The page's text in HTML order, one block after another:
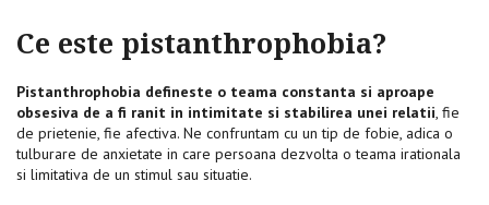
Ce este pistanthrophobia?
Pistanthrophobia defineste o teama constanta si aproape
obsesiva de a fi ranit in intimitate si stabilirea unei relatii, fie
de prietenie, fie afectiva. Ne confruntam cu un tip de fobie, adica o
tulburare de anxietate in care persoana dezvolta o teama irationala
si limitativa de un stimul sau situatie.